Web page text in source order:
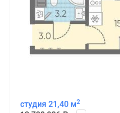
студия 21,40 м2